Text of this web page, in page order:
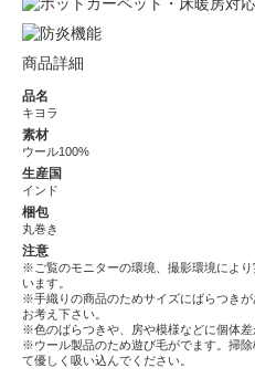
商品詳細
品名
キヨラ
素材
ウール100%
生産国
インド
梱包
丸巻き
注意
※ご覧のモニターの環境、撮影環境によ
います。
※手織りの商品のためサイズにばらつき
お考え下さい。
※色のばらつきや、房や模様などに個体差
※ウール製品のため遊び毛がでます。掃
て優しく吸い込んでください。